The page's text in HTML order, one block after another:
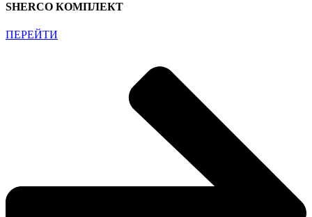
SHERCO КОМПЛЕКТ
ПЕРЕЙТИ